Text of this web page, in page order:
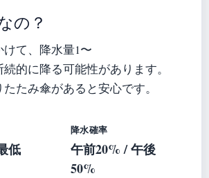
の？
て、降水量1〜
的に降る可能性があります。
たみ傘があると安心です。
低
降水確率
午前20% / 午後
50%